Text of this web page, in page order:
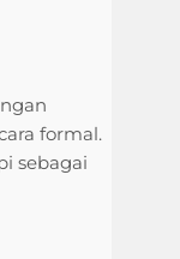
formal.
sebagai